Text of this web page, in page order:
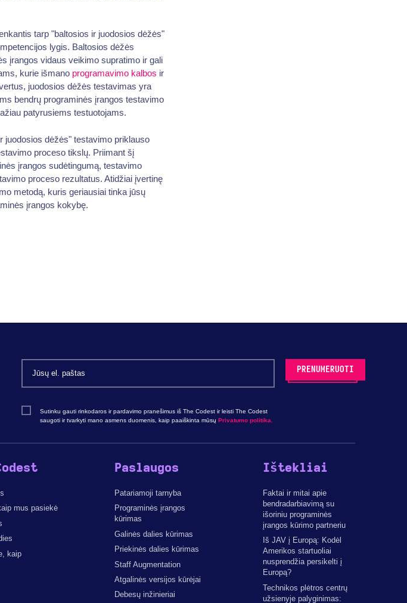
tarp "baltosios ir juodosios dėžės"
lygis. Baltosios dėžės
įrangos vidaus veikimo supratimo ir gali
kurie išmano programavimo kalbos ir
juodosios dėžės testavimas yra
bendrų programinės įrangos testavimo
patyrusiems testuotojams.
juodosios dėžės" testavimo priklauso
proceso tikslų. Priimant šį
įrangos sudėtingumą, testavimo
proceso rezultatus. Atidžiai įvertinę
metodą, kuris geriausiai tinka jūsų
įrangos kokybę.
Sutinku gauti rinkodaros ir pardavimo pranešimus iš The Codest ir leisti The Codest
saugoti ir tvarkyti mano asmens duomenis, kaip paaiškinta mūsųPrivatumo politika.
mus pasiekė
kaip
Paslaugos
Patariamoji tarnyba
Programinės įrangos
kūrimas
Galinės dalies kūrimas
Priekinės dalies kūrimas
Staff Augmentation
Atgalinės versijos kūrėjai
Debesų inžinieriai
Ištekliai
Faktai ir mitai apie
bendradarbiavimą su
išoriniu programinės
įrangos kūrimo partneriu
Iš JAV į Europą: Kodėl
Amerikos startuoliai
nusprendžia persikelti į
Europą?
Technikos plėtros centrų
užsienyje palyginimas: